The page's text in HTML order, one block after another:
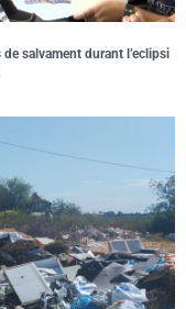
salvament durant l’eclipsi